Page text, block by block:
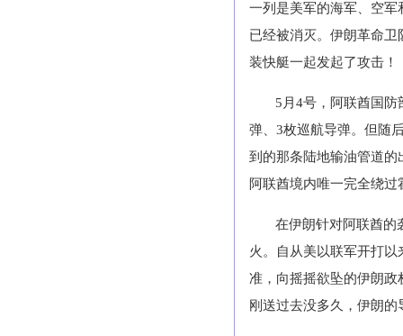
一列是美军的海军、空
已经被消灭。伊朗革命
装快艇一起发起了攻击！
5月4号，阿联酋国
弹、3枚巡航导弹。但随
到的那条陆地输油管道的
阿联酋境内唯一完全绕
在伊朗针对阿联酋的
火。自从美以联军开打
准，向摇摇欲坠的伊朗政
刚送过去没多久，伊朗的